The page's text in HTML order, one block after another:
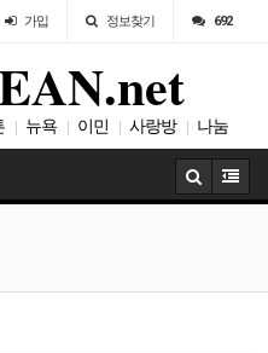
가입 정보찾기 692
뉴욕 이민 사랑방 나눔
설교